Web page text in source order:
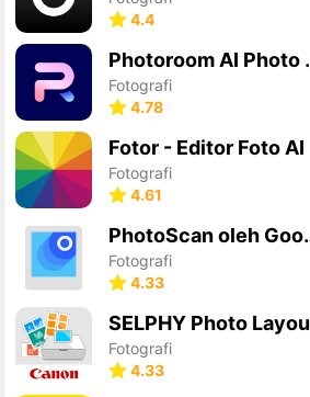
4.4
Fotografi
4.78
Fotor - Editor Foto AI
Fotografi
4.61
Fotografi
4.33
SELPHY Photo
Fotografi
4.33